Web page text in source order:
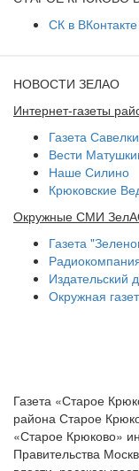
СК в ВКонтакте
НОВОСТИ ЗЕЛАО
Интернет-газеты
Газета Савелки
Вести
Наше Силино
Крюковские
Окружные СМИ
Газета
Издательский
Окружная
Газета «Старое
района Старое
«Старое Крюково»
Правительства